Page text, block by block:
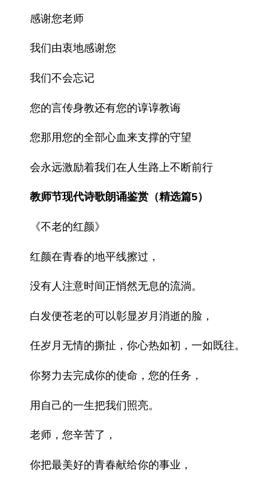
感谢您老师
我们由衷地感谢您
我们不会忘记
您的言传身教还有您的谆谆教诲
您那用您的全部心血来支撑的守望
会永远激励着我们在人生路上不断前行
教师节现代诗歌朗诵鉴赏（精选篇5）
《不老的红颜》
红颜在青春的地平线擦过，
没有人注意时间正悄然无息的流淌。
白发便苍老的可以彰显岁月消逝的脸，
任岁月无情的撕扯，你心热如初，一如既往。
你努力去完成你的使命，您的任务，
用自己的一生把我们照亮。
老师，您辛苦了，
你把最美好的青春献给你的事业，